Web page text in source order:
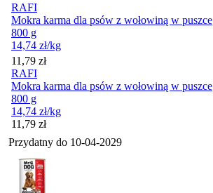
RAFI
Mokra karma dla psów z wołowiną w puszce
800 g
14,74 zł/kg
Cena
11,79 zł
RAFI
Mokra karma dla psów z wołowiną w puszce
800 g
14,74 zł/kg
Cena
11,79 zł
Przydatny do 10-04-2029